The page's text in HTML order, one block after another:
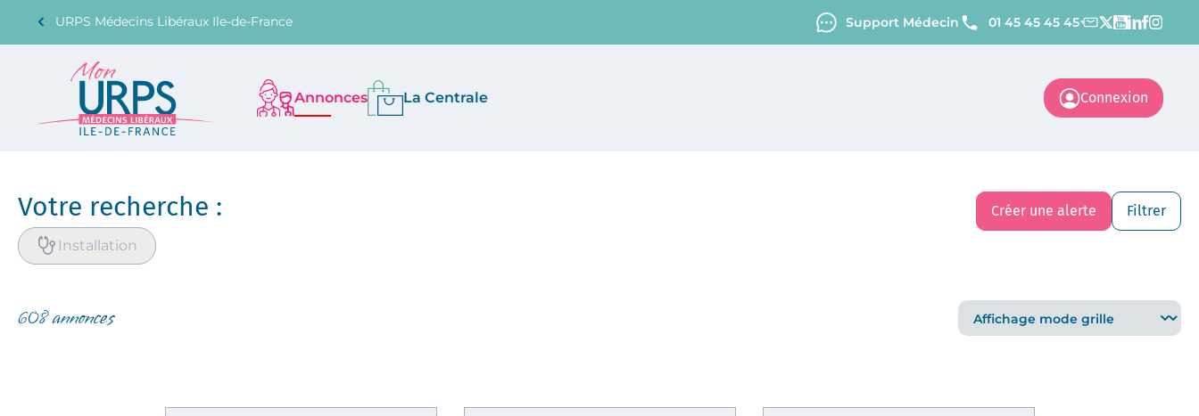
URPS Médecins Libéraux Ile-de-France Support Médecin 01 45 45 45 45
Annonces La Centrale Connexion
Votre recherche :
Installation
Créer une alerte Filtrer
608 annonces